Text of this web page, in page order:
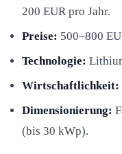
200 EUR pro Jahr.
Preise: 500–800
Technologie:
Wirtschaftlichkeit:
Dimensionierung:
(bis 30 kWp).